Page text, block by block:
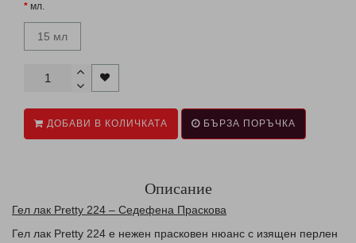
мл.
15 мл
ДОБАВИ В КОЛИЧКАТА БЪРЗА ПОРЪЧКА
Описание
Гел лак Pretty 224 – Седефена Праскова
Гел лак Pretty 224 е нежен прасковен нюанс с изящен перлен